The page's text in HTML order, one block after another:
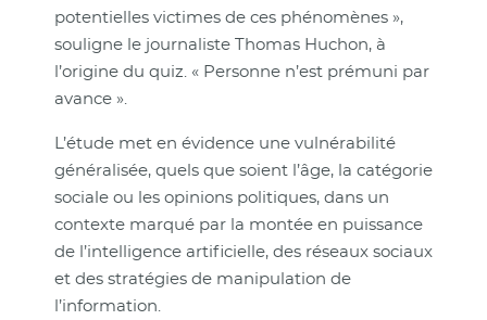
potentielles victimes de ces phénomènes »,
souligne le journaliste Thomas Huchon, à
l’origine du quiz. « Personne n’est prémuni par
avance ».
L’étude met en évidence une vulnérabilité
généralisée, quels que soient l’âge, la catégorie
sociale ou les opinions politiques, dans un
contexte marqué par la montée en puissance
de l’intelligence artificielle, des réseaux sociaux
et des stratégies de manipulation de
l’information.